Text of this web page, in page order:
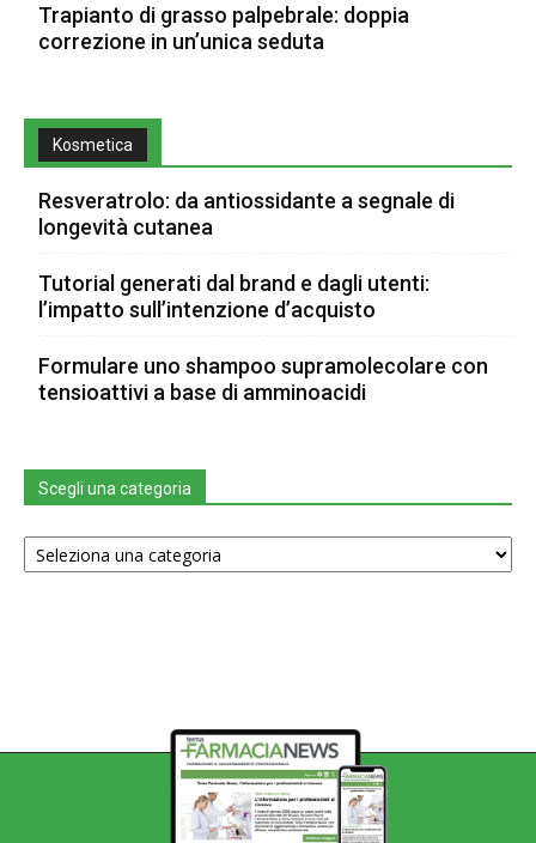
Trapianto di grasso palpebrale: doppia
correzione in un’unica seduta
Kosmetica
Resveratrolo: da antiossidante a segnale di
longevità cutanea
Tutorial generati dal brand e dagli utenti:
l’impatto sull’intenzione d’acquisto
Formulare uno shampoo supramolecolare con
tensioattivi a base di amminoacidi
Scegli una categoria
Scegli
una